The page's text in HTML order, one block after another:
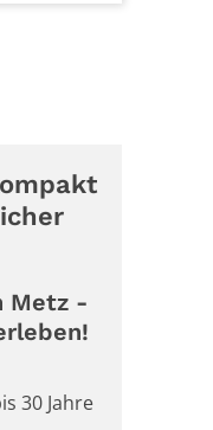
Metz -
30 Jahre